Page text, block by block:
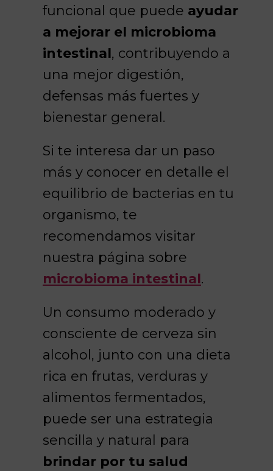
funcional que puede ayudar
a mejorar el microbioma
intestinal, contribuyendo a
una mejor digestión,
defensas más fuertes y
bienestar general.
Si te interesa dar un paso
más y conocer en detalle el
equilibrio de bacterias en tu
organismo, te
recomendamos visitar
nuestra página sobre
microbioma intestinal.
Un consumo moderado y
consciente de cerveza sin
alcohol, junto con una dieta
rica en frutas, verduras y
alimentos fermentados,
puede ser una estrategia
sencilla y natural para
brindar por tu salud